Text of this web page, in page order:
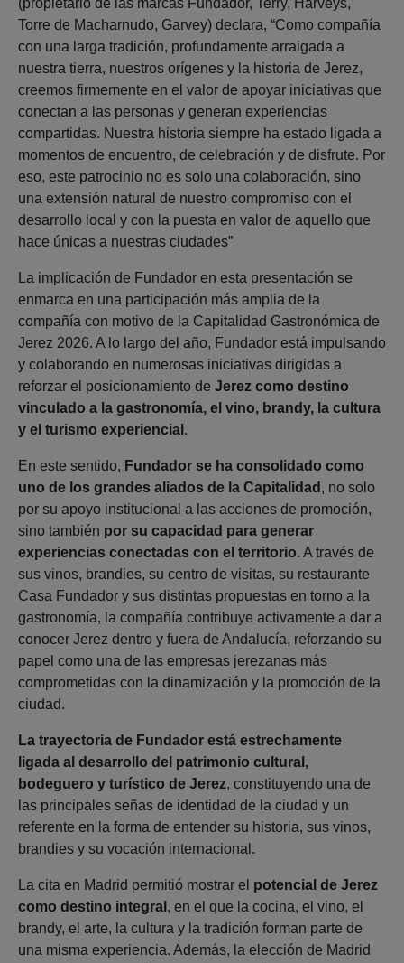
(propietario de las marcas Fundador, Terry, Harveys,
Torre de Macharnudo, Garvey) declara, “Como compañía
con una larga tradición, profundamente arraigada a
nuestra tierra, nuestros orígenes y la historia de Jerez,
creemos firmemente en el valor de apoyar iniciativas que
conectan a las personas y generan experiencias
compartidas. Nuestra historia siempre ha estado ligada a
momentos de encuentro, de celebración y de disfrute. Por
eso, este patrocinio no es solo una colaboración, sino
una extensión natural de nuestro compromiso con el
desarrollo local y con la puesta en valor de aquello que
hace únicas a nuestras ciudades”
La implicación de Fundador en esta presentación se
enmarca en una participación más amplia de la
compañía con motivo de la Capitalidad Gastronómica de
Jerez 2026. A lo largo del año, Fundador está impulsando
y colaborando en numerosas iniciativas dirigidas a
reforzar el posicionamiento de Jerez como destino
vinculado a la gastronomía, el vino, brandy, la cultura
y el turismo experiencial .
En este sentido, Fundador se ha consolidado como
uno de los grandes aliados de la Capitalidad , no solo
por su apoyo institucional a las acciones de promoción,
sino también por su capacidad para generar
experiencias conectadas con el territorio. A través de
sus vinos, brandies, su centro de visitas, su restaurante
Casa Fundador y sus distintas propuestas en torno a la
gastronomía, la compañía contribuye activamente a dar a
conocer Jerez dentro y fuera de Andalucía, reforzando su
papel como una de las empresas jerezanas más
comprometidas con la dinamización y la promoción de la
ciudad.
La trayectoria de Fundador está estrechamente
ligada al desarrollo del patrimonio cultural,
bodeguero y turístico de Jerez, constituyendo una de
las principales señas de identidad de la ciudad y un
referente en la forma de entender su historia, sus vinos,
brandies y su vocación internacional.
La cita en Madrid permitió mostrar el potencial de Jerez
como destino integral , en el que la cocina, el vino, el
brandy, el arte, la cultura y la tradición forman parte de
una misma experiencia. Además, la elección de Madrid